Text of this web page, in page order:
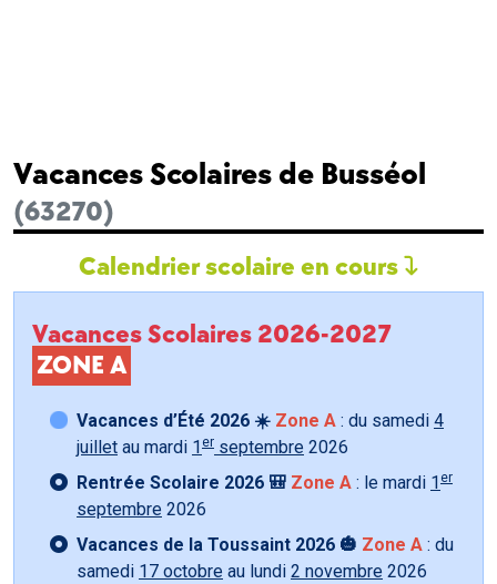
Vacances Scolaires de Busséol
(63270)
Calendrier scolaire en cours
Vacances Scolaires 2026-2027
ZONE A
Vacances d’Été 2026 ☀️ Zone A : du samedi 4
juillet au mardi 1 er septembre 2026
Rentrée Scolaire 2026 🎒 Zone A : le mardi 1 er
septembre 2026
Vacances de la Toussaint 2026 🎃 Zone A : du
samedi 17 octobre au lundi 2 novembre 2026